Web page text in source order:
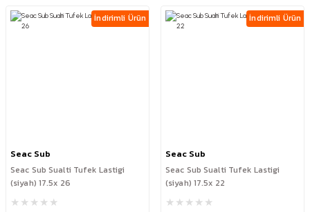
İndirimli Ürün
Seac Sub
Seac Sub Sualti Tufek Lastigi
(siyah) 17.5x 26
İndirimli Ürün
Seac Sub
Seac Sub Sualti Tufek Lastigi
(siyah) 17.5x 22